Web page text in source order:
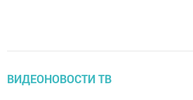
ВИДЕОНОВОСТИ ТВ